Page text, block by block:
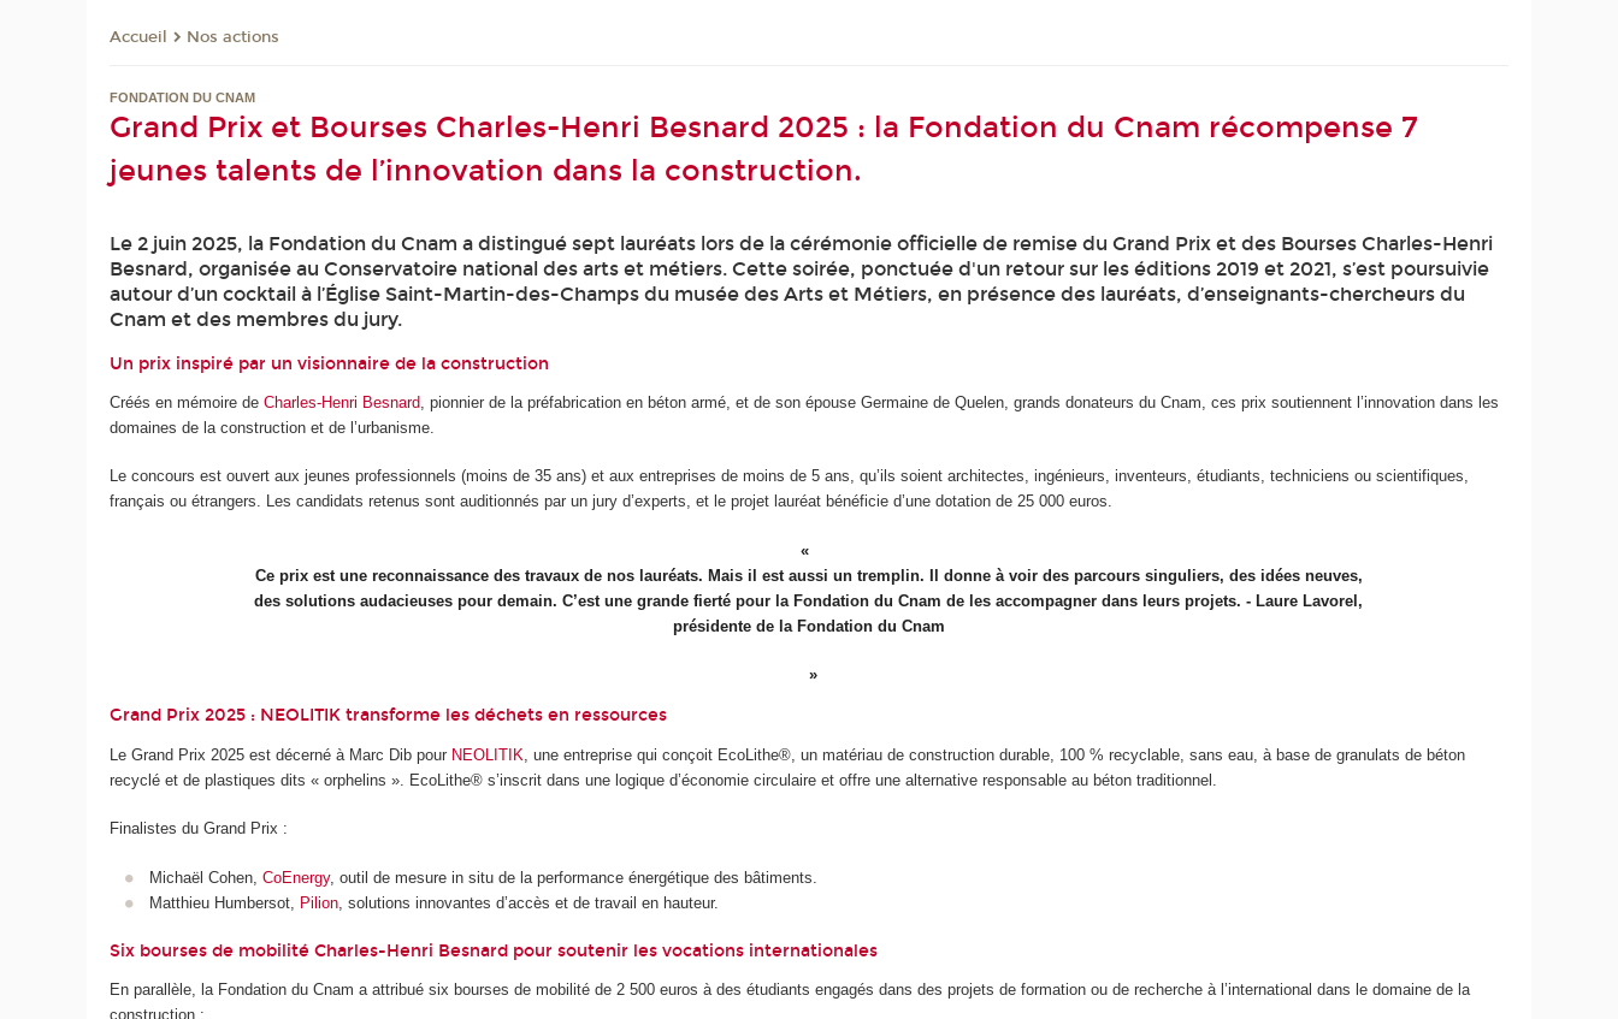
Accueil Nos actions
FONDATION DU CNAM
Grand Prix et Bourses Charles-Henri Besnard 2025 : la Fondation du Cnam récompense 7
jeunes talents de l’innovation dans la construction.
Le 2 juin 2025, la Fondation du Cnam a distingué sept lauréats lors de la cérémonie officielle de remise du Grand Prix et des Bourses Charles-Henri
Besnard, organisée au Conservatoire national des arts et métiers. Cette soirée, ponctuée d'un retour sur les éditions 2019 et 2021, s’est poursuivie
autour d’un cocktail à l’Église Saint-Martin-des-Champs du musée des Arts et Métiers, en présence des lauréats, d’enseignants-chercheurs du
Cnam et des membres du jury.
Un prix inspiré par un visionnaire de la construction
Créés en mémoire deCharles-Henri Besnard , pionnier de la préfabrication en béton armé, et de son épouse Germaine de Quelen, grands donateurs du Cnam, ces prix soutiennent l’innovation dans les
domaines de la construction et de l’urbanisme.
Le concours est ouvert aux jeunes professionnels (moins de 35 ans) et aux entreprises de moins de 5 ans, qu’ils soient architectes, ingénieurs, inventeurs, étudiants, techniciens ou scientifiques,
français ou étrangers. Les candidats retenus sont auditionnés par un jury d’experts, et le projet lauréat bénéficie d’une dotation de 25 000 euros.
Ce prix est une reconnaissance des travaux de nos lauréats. Mais il est aussi un tremplin. Il donne à voir des parcours singuliers, des idées neuves,
des solutions audacieuses pour demain. C’est une grande fierté pour la Fondation du Cnam de les accompagner dans leurs projets. - Laure Lavorel,
présidente de la Fondation du Cnam
Grand Prix 2025 : NEOLITIK transforme les déchets en ressources
Le Grand Prix 2025 est décerné à Marc Dib pour NEOLITIK , une entreprise qui conçoit EcoLithe®, un matériau de construction durable, 100 % recyclable, sans eau, à base de granulats de béton
recyclé et de plastiques dits « orphelins ». EcoLithe® s’inscrit dans une logique d’économie circulaire et offre une alternative responsable au béton traditionnel.
Finalistes du Grand Prix :
Michaël Cohen, CoEnergy, outil de mesure in situ de la performance énergétique des bâtiments.
Matthieu Humbersot, Pilion, solutions innovantes d’accès et de travail en hauteur.
Six bourses de mobilité Charles-Henri Besnard pour soutenir les vocations internationales
En parallèle, la Fondation du Cnam a attribué six bourses de mobilité de 2 500 euros à des étudiants engagés dans des projets de formation ou de recherche à l’international dans le domaine de la
construction :